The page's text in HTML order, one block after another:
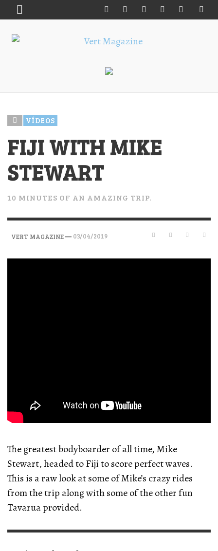
VÍDEOS
FIJI WITH MIKE
STEWART
10 MINUTES OF AN AMAZING TRIP.
VERT MAGAZINE— 03/04/2019
The greatest bodyboarder of all time, Mike
Stewart, headed to Fiji to score perfect waves.
This is a raw look at some of Mike’s crazy rides
from the trip along with some of the other fun
Tavarua provided.